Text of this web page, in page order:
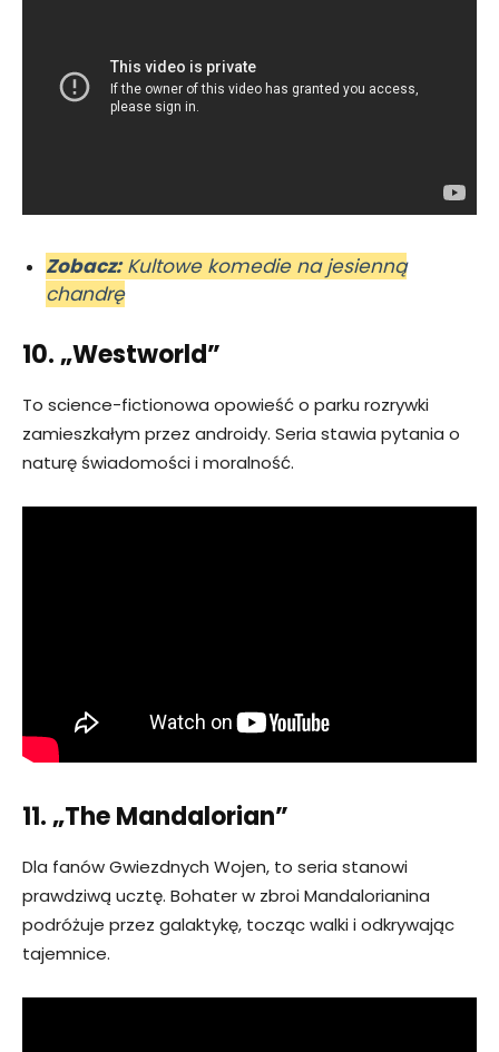
Zobacz:Kultowe komedie na jesienną
chandrę
10. „Westworld”
To science-fictionowa opowieść o parku rozrywki
zamieszkałym przez androidy. Seria stawia pytania o
naturę świadomości i moralność.
11. „The Mandalorian”
Dla fanów Gwiezdnych Wojen, to seria stanowi
prawdziwą ucztę. Bohater w zbroi Mandalorianina
podróżuje przez galaktykę, tocząc walki i odkrywając
tajemnice.